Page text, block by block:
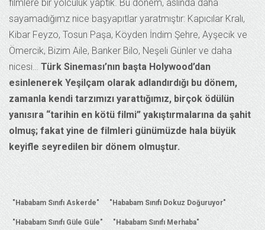
filmlere bir yolculuk yaptık. Bu dönem, aslında daha
sayamadığımz nice başyapıtlar yaratmıştır: Kapıcılar Kralı,
Kibar Feyzo, Tosun Paşa, Köyden İndim Şehre, Ayşecik ve
Ömercik, Bizim Aile, Banker Bilo, Neşeli Günler ve daha
nicesi… Türk Sineması’nın başta Holywood’dan
esinlenerek Yeşilçam olarak adlandırdığı bu dönem,
zamanla kendi tarzımızı yarattığımız, birçok ödülün
yanısıra “tarihin en kötü filmi” yakıştırmalarına da şahit
olmuş; fakat yine de filmleri günümüzde hala büyük
keyifle seyredilen bir dönem olmuştur.
"Hababam Sınıfı Askerde" "Hababam Sınıfı Dokuz Doğuruyor"
"Hababam Sınıfı Güle Güle" "Hababam Sınıfı Merhaba"